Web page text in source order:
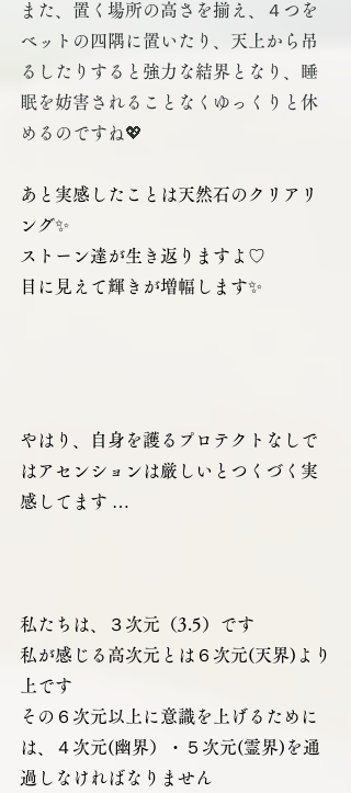
また、置く場所の高さを揃え、４つを
ベットの四隅に置いたり、天上から吊
るしたりすると強力な結界となり、睡
眠を妨害されることなくゆっくりと休
めるのですね💖
あと実感したことは天然石のクリアリ
ング✨
ストーン達が生き返りますよ♡
目に見えて輝きが増幅します✨
やはり、自身を護るプロテクトなしで
はアセンションは厳しいとつくづく実
感してます …
私たちは、３次元（3.5）です
私が感じる高次元とは６次元(天界)より
上です
その６次元以上に意識を上げるために
は、４次元(幽界）・５次元(霊界)を通
過しなければなりません